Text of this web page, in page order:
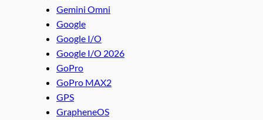
Gemini Omni
Google
Google I/O
Google I/O 2026
GoPro
GoPro MAX2
GPS
GrapheneOS